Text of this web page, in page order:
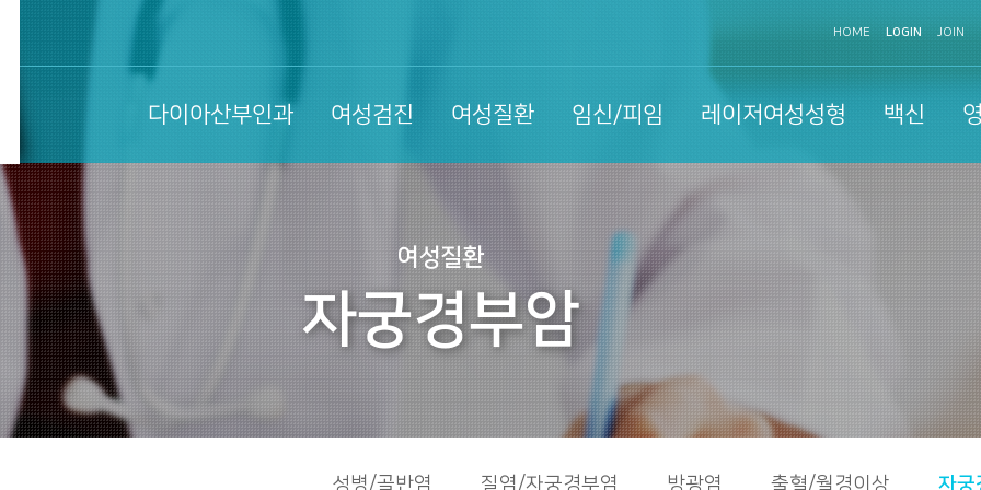
HOME LOGIN JOIN
다이아산부인과 여성검진 여성질환 임신/피임 레이저여성성형 백신
여성질환
자궁경부암
성병/골반염 질염/자궁경부염 방광염 출혈/월경이상 자궁